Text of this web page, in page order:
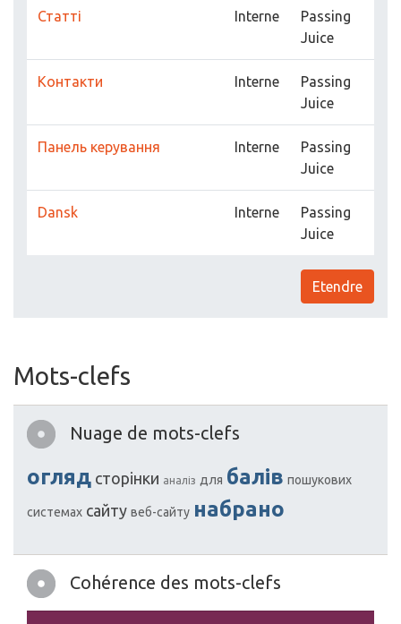
Статті Interne
Passing
Juice
Контакти Interne
Passing
Juice
Панель керування Interne
Passing
Juice
Dansk Interne
Passing
Juice
Etendre
Mots-clefs
Nuage de mots-clefs
огляд сторінки аналіз для балів пошукових
системах сайту веб-сайту набрано
Cohérence des mots-clefs